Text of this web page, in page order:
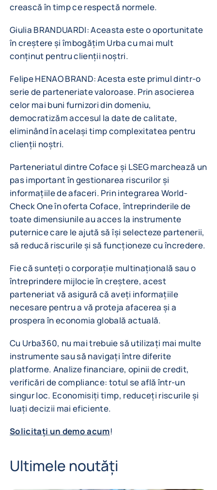
crească în timp ce respectă normele.
Giulia BRANDUARDI: Aceasta este o oportunitate
în creștere și îmbogățim Urba cu mai mult
conținut pentru clienții noștri.
Felipe HENAO BRAND: Acesta este primul dintr-o
serie de parteneriate valoroase. Prin asocierea
celor mai buni furnizori din domeniu,
democratizăm accesul la date de calitate,
eliminând în același timp complexitatea pentru
clienții noștri.
Parteneriatul dintre Coface și LSEG marchează un
pas important în gestionarea riscurilor și
informațiile de afaceri. Prin integrarea World-
Check One în oferta Coface, întreprinderile de
toate dimensiunile au acces la instrumente
puternice care le ajută să își selecteze partenerii,
să reducă riscurile și să funcționeze cu încredere.
Fie că sunteți o corporație multinațională sau o
întreprindere mijlocie în creștere, acest
parteneriat vă asigură că aveți informațiile
necesare pentru a vă proteja afacerea și a
prospera în economia globală actuală.
Cu Urba360, nu mai trebuie să utilizați mai multe
instrumente sau să navigați între diferite
platforme. Analize financiare, opinii de credit,
verificări de compliance: totul se află într-un
singur loc. Economisiți timp, reduceți riscurile și
luați decizii mai eficiente.
Solicitați un demo acum!
Ultimele noutăți